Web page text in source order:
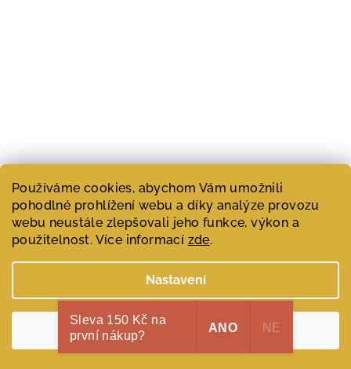
Používáme cookies, abychom Vám umožnili
pohodlné prohlížení webu a díky analýze provozu
webu neustále zlepšovali jeho funkce, výkon a
použitelnost. Více informací zde.
Nastavení
Souhlasím
Sleva 150 Kč na
první nákup?
ANO NE